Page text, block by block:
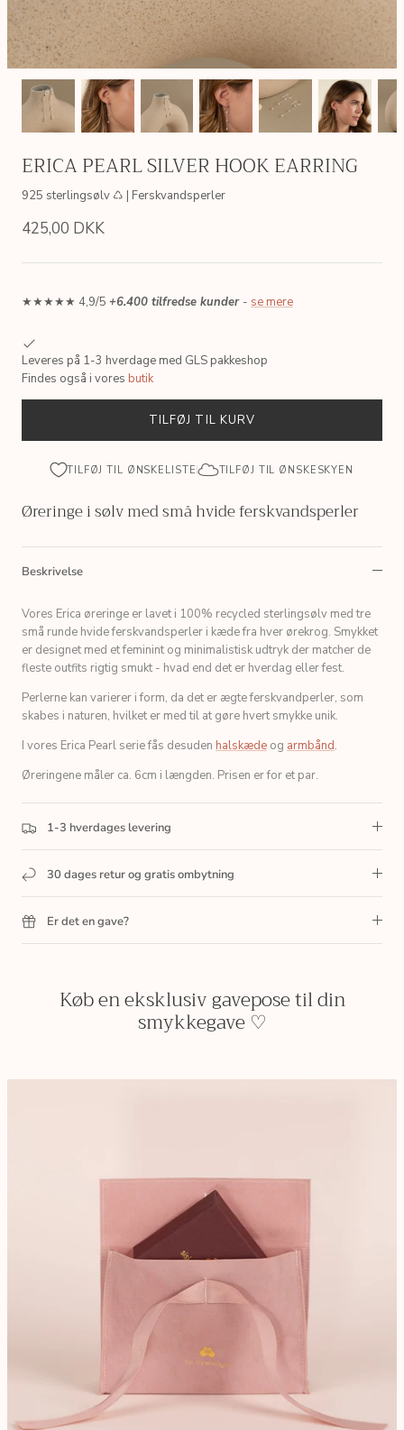
SIMPLE LINK GOLDEN CHAIN
Sterlingsølv, 18kt. forgyldt ♺
ERICA PEARL SILVER HOOK EARRING
925 sterlingsølv ♺ | Ferskvandsperler
425,00 DKK
★★★★★ 4,9/5 +6.400 tilfredse kunder - se mere
Leveres på 1-3 hverdage med GLS pakkeshop
Findes også i vores butik
TILFØJ TIL KURV
TILFØJ TIL ØNSKELISTE TILFØJ TIL ØNSKESKYEN
Øreringe i sølv med små hvide ferskvandsperler
Beskrivelse
Vores Erica øreringe er lavet i 100% recycled sterlingsølv med tre
små runde hvide ferskvandsperler i kæde fra hver ørekrog. Smykket
er designet med et feminint og minimalistisk udtryk der matcher de
fleste outfits rigtig smukt - hvad end det er hverdag eller fest.
Perlerne kan varierer i form, da det er ægte ferskvandperler, som
skabes i naturen, hvilket er med til at gøre hvert smykke unik.
I vores Erica Pearl serie fås desuden halskæde og armbånd.
Øreringene måler ca. 6cm i længden. Prisen er for et par.
1-3 hverdages levering
30 dages retur og gratis ombytning
Er det en gave?
Køb en eksklusiv gavepose til din
smykkegave ♡